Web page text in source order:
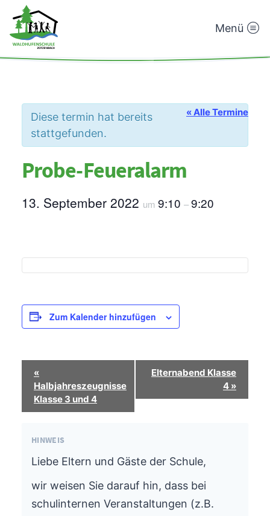
Waldhufenschule
Menü
« Alle Termine
Diese termin hat bereits
stattgefunden.
Probe-Feueralarm
13. September 2022 um 9:10 –9:20
Zum Kalender hinzufügen
Navigation
«
Halbjahreszeugnisse
Klasse 3 und 4
Elternabend Klasse
4 »
HINWEIS
Liebe Eltern und Gäste der Schule,
wir weisen Sie darauf hin, dass bei
schulinternen Veranstaltungen (z.B.